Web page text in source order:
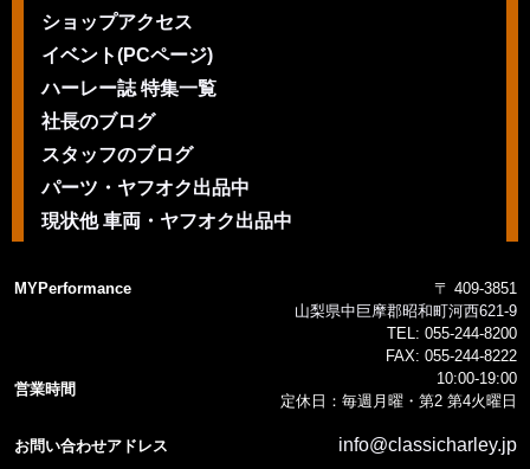
ショップアクセス
イベント(PCページ)
ハーレー誌 特集一覧
社長のブログ
スタッフのブログ
パーツ・ヤフオク出品中
現状他 車両・ヤフオク出品中
MYPerformance
〒 409-3851
山梨県中巨摩郡昭和町河西621-9
TEL: 055-244-8200
FAX: 055-244-8222
営業時間
10:00-19:00
定休日：毎週月曜・第2 第4火曜日
お問い合わせアドレス info@classicharley.jp